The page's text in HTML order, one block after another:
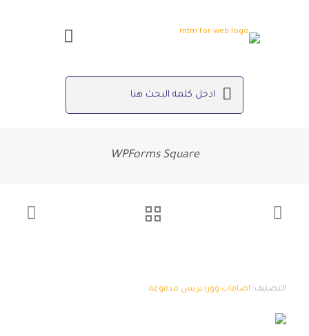
WPForms Square
التصنيف: اضافات ووردبريس مدفوعه